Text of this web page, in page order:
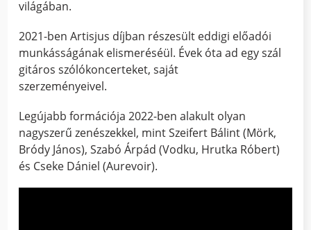
világában.
2021-ben Artisjus díjban részesült eddigi előadói
munkásságának elismeréséül. Évek óta ad egy szál
gitáros szólókoncerteket, saját
szerzeményeivel.
Legújabb formációja 2022-ben alakult olyan
nagyszerű zenészekkel, mint Szeifert Bálint (Mörk,
Bródy János), Szabó Árpád (Vodku, Hrutka Róbert)
és Cseke Dániel (Aurevoir).